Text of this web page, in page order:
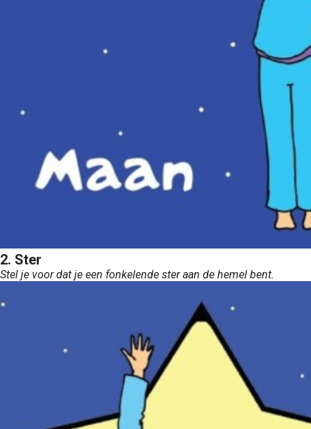
2. Ster
Stel je voor dat je een fonkelende ster aan de hemel bent.